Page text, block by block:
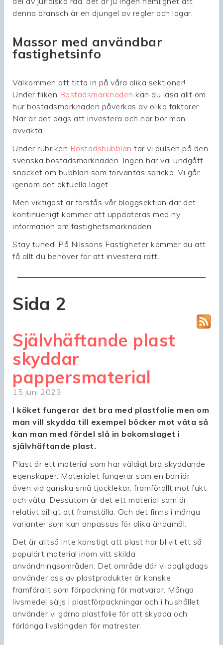
denna bransch är en djungel av regler och lagar.
Massor med användbar
fastighetsinfo
Välkommen att titta in på våra olika sektioner!
Under fliken Bostadsmarknaden kan du läsa allt om
hur bostadsmarknaden påverkas av olika faktorer.
När är det dags att investera och när bör man
avvakta.
Under rubriken Bostadsbubblan tar vi pulsen på den
svenska bostadsmarknaden. Ingen har väl undgått
snacket om bubblan som förväntas spricka. Vi går
igenom det aktuella läget.
Men viktigast är förstås vår bloggsektion där det
kontinuerligt kommer att uppdateras med ny
information om fastighetsmarknaden.
Stay tuned! På Nilssons Fastigheter kommer du att
få allt du behöver för att investera rätt.
Sida 2
Självhäftande plast
skyddar
pappersmaterial
15 juni 2023
I köket fungerar det bra med plastfolie men om
man vill skydda till exempel böcker mot väta så
kan man med fördel slå in bokomslaget i
självhäftande plast.
Plast är ett material som har väldigt bra skyddande
egenskaper. Materialet fungerar som en barriär
även vid ganska små tjocklekar, framförallt mot fukt
och väta. Dessutom är det ett material som är
relativt billigt att framställa. Och det finns i många
varianter som kan anpassas för olika ändamål.
Det är alltså inte konstigt att plast har blivit ett så
populärt material inom vitt skilda
användningsområden. Det område där vi dagligdags
använder oss av plastprodukter är kanske
framförallt som förpackning för matvaror. Många
livsmedel säljs i plastförpackningar och i hushållet
använder vi gärna plastfolie för att skydda och
förlänga livslängden för matrester.